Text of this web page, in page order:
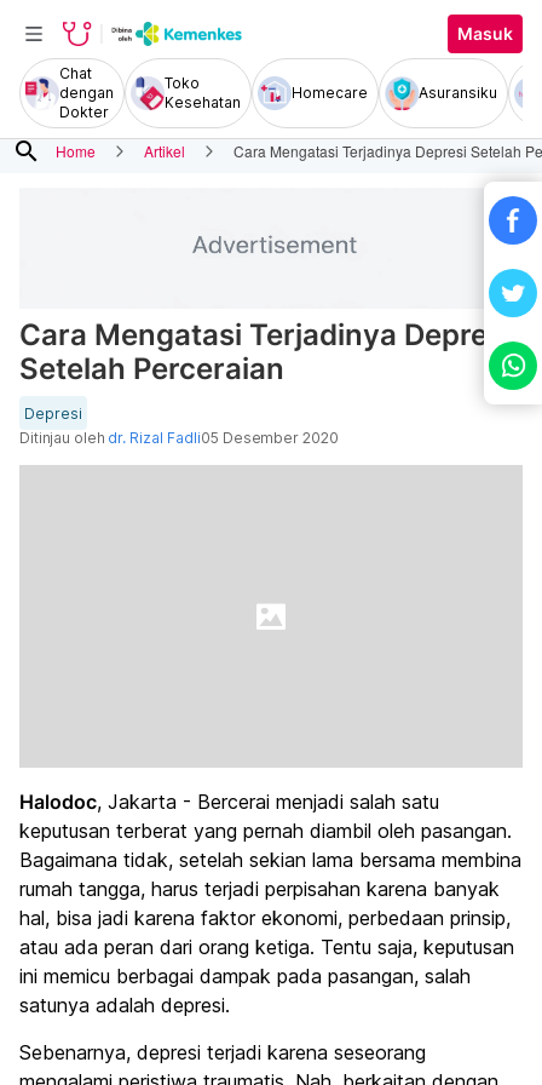
Masuk
Chat
dengan
Dokter
Toko
Kesehatan
Homecare Asuransiku
search Home Artikel Cara Mengatasi Terjadinya Depresi Setelah
Cara Mengatasi Terjadinya Depresi
Setelah Perceraian
Depresi
Ditinjau oleh dr. Rizal Fadli05 Desember 2020
Halodoc, Jakarta - Bercerai menjadi salah satu
keputusan terberat yang pernah diambil oleh pasangan.
Bagaimana tidak, setelah sekian lama bersama membina
rumah tangga, harus terjadi perpisahan karena banyak
hal, bisa jadi karena faktor ekonomi, perbedaan prinsip,
atau ada peran dari orang ketiga. Tentu saja, keputusan
ini memicu berbagai dampak pada pasangan, salah
satunya adalah depresi.
Sebenarnya, depresi terjadi karena seseorang